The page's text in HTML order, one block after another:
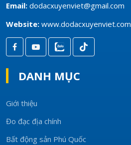
Email: dodacxuyenviet@gmail.com
Website: www.dodacxuyenviet.com
DANH MỤC
Giới thiệu
Đo đạc địa chính
Bất động sản Phú Quốc